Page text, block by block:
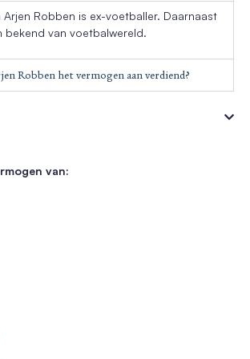
Robben is ex-voetballer. Daarnaast
bekend van voetbalwereld.
Robben het vermogen aan verdiend?
van: